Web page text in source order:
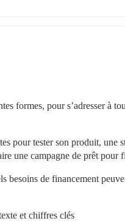
formes, pour s’adresser à
pour tester son produit, une
une campagne de prêt
besoins de financement
et chiffres clés